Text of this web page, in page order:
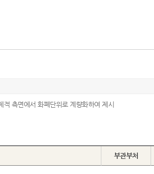
측면에서 화폐단위로 계량화하여 제시
부관부처